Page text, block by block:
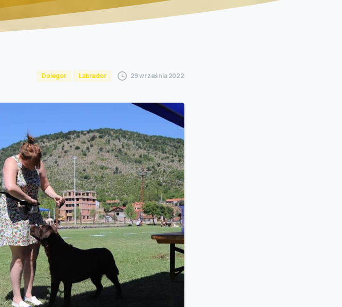
Dolegor Labrador 29 września 2022